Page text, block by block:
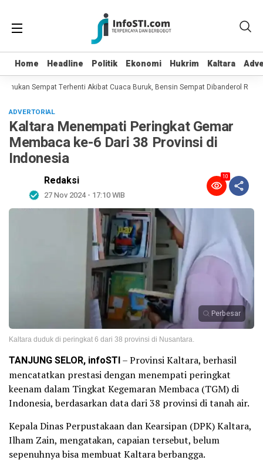
Home Headline Politik Ekonomi Hukrim Kaltara
Home Headline Politik Ekonomi Hukrim Kaltara
Sempat Terhenti Akibat Cuaca Buruk, Bensin Sempat Dibanderol Rp
ADVERTORIAL
Kaltara Menempati Peringkat Gemar
Membaca ke-6 Dari 38 Provinsi di
Indonesia
Redaksi
27 Nov 2024 - 17:10 WIB
10
Perbesar
Kaltara duduk di peringkat 6 dari 38 provinsi di Nusantara.
TANJUNG SELOR, infoSTI– Provinsi Kaltara, berhasil
mencatatkan prestasi dengan menempati peringkat
keenam dalam Tingkat Kegemaran Membaca (TGM) di
Indonesia, berdasarkan data dari 38 provinsi di tanah air.
Kepala Dinas Perpustakaan dan Kearsipan (DPK) Kaltara,
Ilham Zain, mengatakan, capaian tersebut, belum
sepenuhnya bisa membuat Kaltara berbangga.